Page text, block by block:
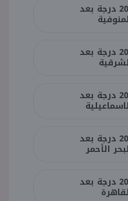
مدارس تقبل من مجموع 200 درجة بعد
مدارس تقبل من مجموع 200 درجة بعد
مدارس تقبل من مجموع 200 درجة بعد
مدارس تقبل من مجموع 200 درجة بعد
مدارس تقبل من مجموع 200 درجة بعد